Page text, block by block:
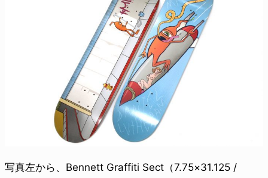
写真左から、Bennett Graffiti Sect（7.75×31.125 /